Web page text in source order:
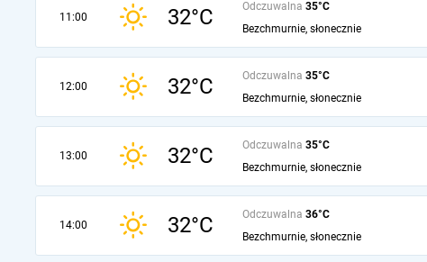
11:00 32°C Odczuwalna 35°C
Bezchmurnie, słonecznie
12:00 32°C Odczuwalna 35°C
Bezchmurnie, słonecznie
13:00 32°C Odczuwalna 35°C
Bezchmurnie, słonecznie
14:00 32°C Odczuwalna 36°C
Bezchmurnie, słonecznie